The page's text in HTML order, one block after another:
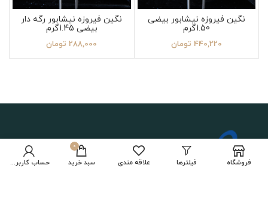
نگین فیروزه نیشابور بیضی
1.50گرم
440,220 تومان
نگین فیروزه نیشابور رگه دار
بیضی 1.45گرم
288,000 تومان
فروشگاه فیلترها علاقه مندی
0
سبد خرید حساب کاربری من